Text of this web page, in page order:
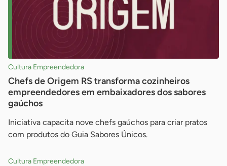
Cultura Empreendedora
Chefs de Origem RS transforma cozinheiros
empreendedores em embaixadores dos sabores
gaúchos
Iniciativa capacita nove chefs gaúchos para criar pratos
com produtos do Guia Sabores Únicos.
Cultura Empreendedora